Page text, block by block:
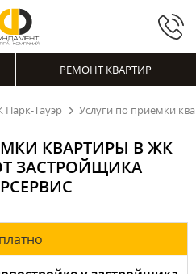
РЕМОНТ КВАРТИР
Парк-Тауэр Услуги по приемки
КВАРТИРЫ В ЖК
ЗАСТРОЙЩИКА